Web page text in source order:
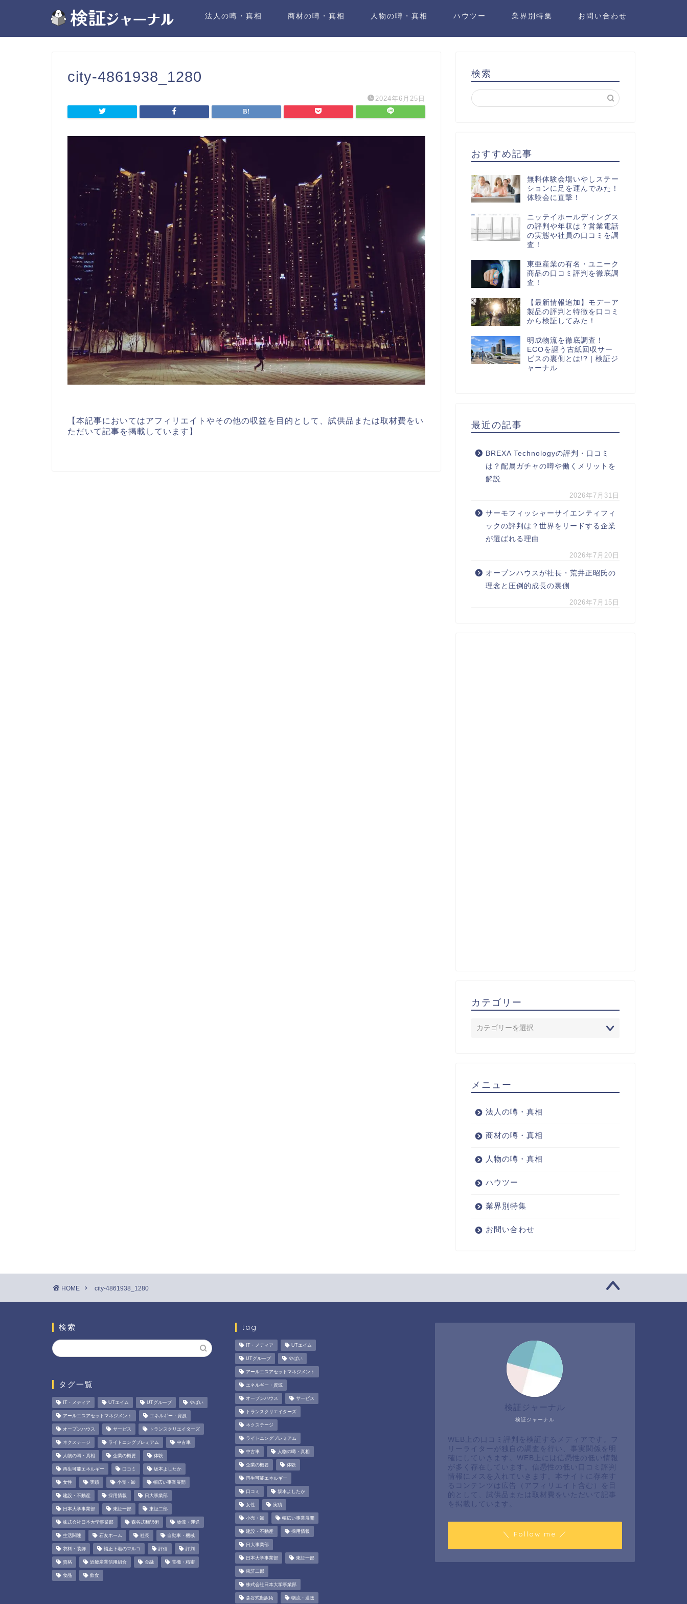
法人の噂・真相 商材の噂・真相 人物の噂・真相 ハウツー 業界別特集 お問い合わせ
city-4861938_1280
2024年6月25日
【本記事においてはアフィリエイトやその他の収益を目的として、試供品または取材費をい
ただいて記事を掲載しています】
検索
おすすめ記事
無料体験会場いやしステー
ションに足を運んでみた！
体験会に直撃！
ニッテイホールディングス
の評判や年収は？営業電話
の実態や社員の口コミを調
査！
東亜産業の有名・ユニーク
商品の口コミ評判を徹底調
査！
【最新情報追加】モデーア
製品の評判と特徴を口コミ
から検証してみた！
明成物流を徹底調査！
ECOを謳う古紙回収サー
ビスの裏側とは!? | 検証ジ
ャーナル
最近の記事
BREXA Technologyの評判・口コミ
は？配属ガチャの噂や働くメリットを
解説
2026年7月31日
サーモフィッシャーサイエンティフィ
ックの評判は？世界をリードする企業
が選ばれる理由
2026年7月20日
オープンハウスが社長・荒井正昭氏の
理念と圧倒的成長の裏側
2026年7月15日
カテゴリー
メニュー
法人の噂・真相
商材の噂・真相
人物の噂・真相
ハウツー
業界別特集
お問い合わせ
HOME city-4861938_1280
検索
タグ一覧
IT・メディア UTエイム UTグループ やばい
アールエスアセットマネジメント エネルギー・資源
オープンハウス サービス トランスクリエイターズ
ネクステージ ライトニングプレミアム 中古車
人物の噂・真相 企業の概要 体験
再生可能エネルギー 口コミ 坂本よしたか
女性 実績 小売・卸 幅広い事業展開
建設・不動産 採用情報 日大事業部
日本大学事業部 東証一部 東証二部
株式会社日本大学事業部 森谷式翻訳術 物流・運送
生活関連 石友ホーム 社長 自動車・機械
衣料・装飾 補正下着のマルコ 評価 評判
資格 近畿産業信用組合 金融 電機・精密
食品 飲食
tag
IT・メディア UTエイム
UTグループ やばい
アールエスアセットマネジメント
エネルギー・資源
オープンハウス サービス
トランスクリエイターズ
ネクステージ
ライトニングプレミアム
中古車 人物の噂・真相
企業の概要 体験
再生可能エネルギー
口コミ 坂本よしたか
女性 実績
小売・卸 幅広い事業展開
建設・不動産 採用情報
日大事業部
日本大学事業部 東証一部
東証二部
株式会社日本大学事業部
森谷式翻訳術 物流・運送
検証ジャーナル
検証ジャーナル
WEB上の口コミ評判を検証するメディアです。フ
リーライターが独自の調査を行い、事実関係を明
確にしていきます。WEB上には信憑性の低い情報
が多く存在しています。信憑性の低い口コミ評判
情報にメスを入れていきます。本サイトに存在す
るコンテンツは広告（アフィリエイト含む）を目
的として、試供品または取材費をいただいて記事
を掲載しています。
＼ Follow me ／